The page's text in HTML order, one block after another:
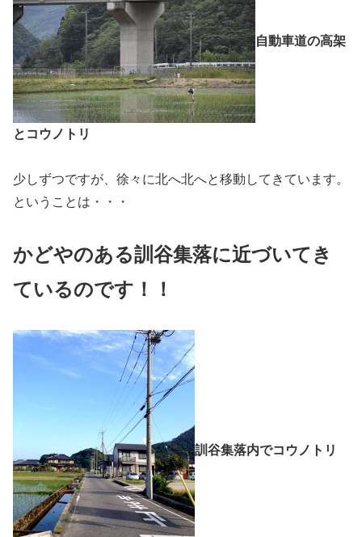
自動車道の高架
とコウノトリ
少しずつですが、徐々に北へ北へと移動してきています。
ということは・・・
かどやのある訓谷集落に近づいてき
ているのです！！
訓谷集落内でコウノトリ